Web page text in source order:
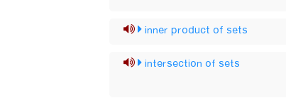
inner product of sets
intersection of sets